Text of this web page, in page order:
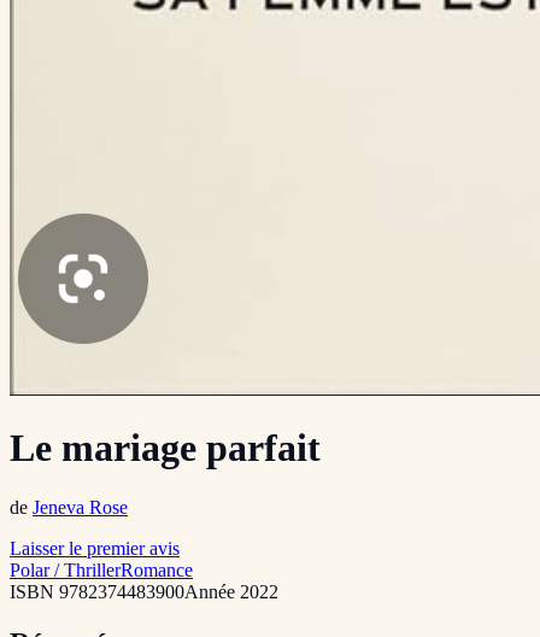
Le mariage parfait
de Jeneva Rose
Laisser le premier avis
Polar / ThrillerRomance
ISBN 9782374483900Année 2022